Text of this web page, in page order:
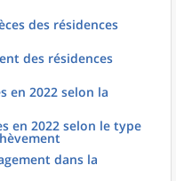
des résidences
des résidences
en 2022 selon la
en 2022 selon le type
dans la